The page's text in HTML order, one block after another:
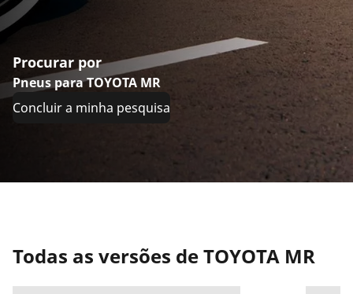
Procurar por
Pneus para TOYOTA MR
Concluir a minha pesquisa
Todas as versões de TOYOTA MR